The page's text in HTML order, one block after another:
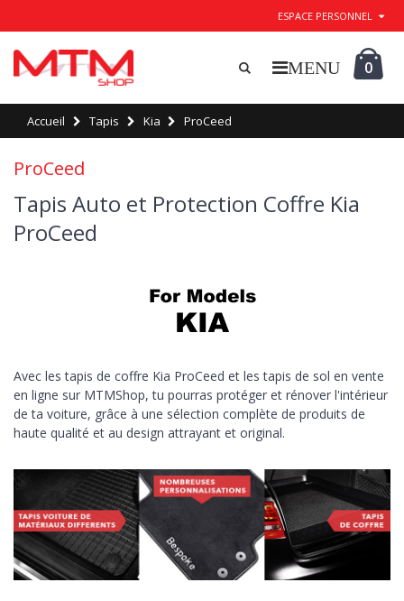
ESPACE PERSONNEL
0
Accueil Tapis Kia ProCeed
ProCeed
Tapis Auto et Protection Coffre Kia
ProCeed
Avec les tapis de coffre Kia ProCeed et les tapis de sol en vente
en ligne sur MTMShop, tu pourras protéger et rénover l'intérieur
de ta voiture, grâce à une sélection complète de produits de
haute qualité et au design attrayant et original.